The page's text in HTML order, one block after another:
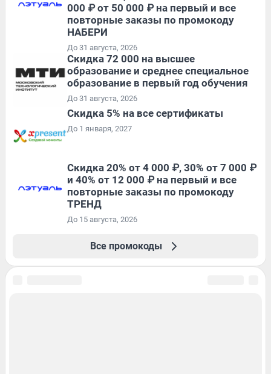
000 ₽ от 50 000 ₽ на первый и все
повторные заказы по промокоду
НАБЕРИ
До 31 августа, 2026
Скидка 72 000 на высшее
образование и среднее специальное
образование в первый год обучения
До 31 августа, 2026
Скидка 5% на все сертификаты
До 1 января, 2027
Скидка 20% от 4 000 ₽, 30% от 7 000 ₽
и 40% от 12 000 ₽ на первый и все
повторные заказы по промокоду
ТРЕНД
До 15 августа, 2026
Все промокоды